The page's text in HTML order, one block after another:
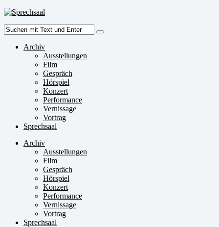
Zum
springen
Suche
nach:
Archiv
Ausstellungen
Film
Gespräch
Hörspiel
Konzert
Performance
Vernissage
Vortrag
Sprechsaal
Archiv
Ausstellungen
Film
Gespräch
Hörspiel
Konzert
Performance
Vernissage
Vortrag
Sprechsaal